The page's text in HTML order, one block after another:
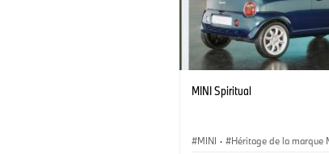
MINI Spiritual
MINI · Héritage de la marque